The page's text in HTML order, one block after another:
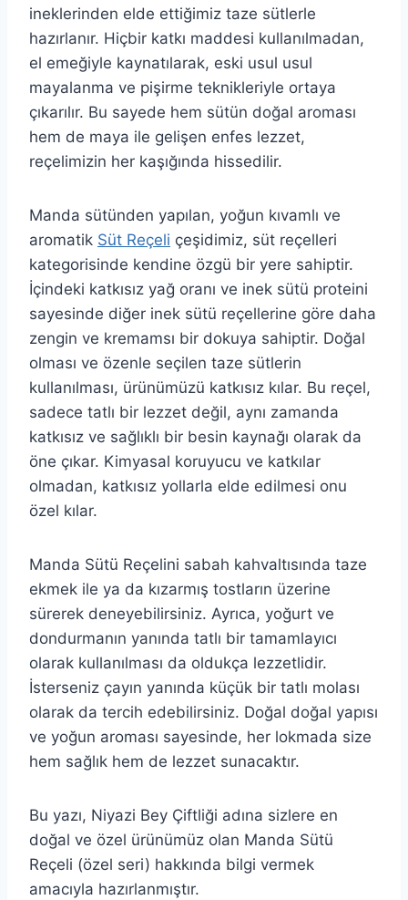
ineklerinden elde ettiğimiz taze sütlerle
hazırlanır. Hiçbir katkı maddesi kullanılmadan,
el emeğiyle kaynatılarak, eski usul usul
mayalanma ve pişirme teknikleriyle ortaya
çıkarılır. Bu sayede hem sütün doğal aroması
hem de maya ile gelişen enfes lezzet,
reçelimizin her kaşığında hissedilir.
Manda sütünden yapılan, yoğun kıvamlı ve
aromatik Süt Reçeli çeşidimiz, süt reçelleri
kategorisinde kendine özgü bir yere sahiptir.
İçindeki katkısız yağ oranı ve inek sütü proteini
sayesinde diğer inek sütü reçellerine göre daha
zengin ve kremamsı bir dokuya sahiptir. Doğal
olması ve özenle seçilen taze sütlerin
kullanılması, ürünümüzü katkısız kılar. Bu reçel,
sadece tatlı bir lezzet değil, aynı zamanda
katkısız ve sağlıklı bir besin kaynağı olarak da
öne çıkar. Kimyasal koruyucu ve katkılar
olmadan, katkısız yollarla elde edilmesi onu
özel kılar.
Manda Sütü Reçelini sabah kahvaltısında taze
ekmek ile ya da kızarmış tostların üzerine
sürerek deneyebilirsiniz. Ayrıca, yoğurt ve
dondurmanın yanında tatlı bir tamamlayıcı
olarak kullanılması da oldukça lezzetlidir.
İsterseniz çayın yanında küçük bir tatlı molası
olarak da tercih edebilirsiniz. Doğal doğal yapısı
ve yoğun aroması sayesinde, her lokmada size
hem sağlık hem de lezzet sunacaktır.
Bu yazı, Niyazi Bey Çiftliği adına sizlere en
doğal ve özel ürünümüz olan Manda Sütü
Reçeli (özel seri) hakkında bilgi vermek
amacıyla hazırlanmıştır.